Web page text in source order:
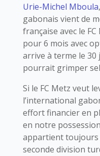
Urie-Michel Mboula
gabonais vient de
française avec le
pour 6 mois avec
arrive à terme le 30
pourrait grimper
Si le FC Metz veut
l’international
effort financier en
en notre
appartient toujours
seconde division